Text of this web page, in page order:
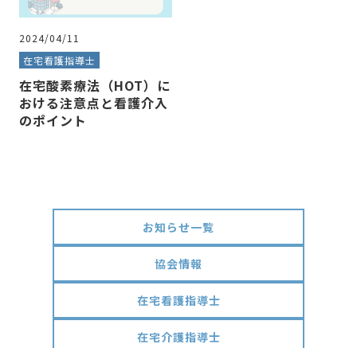
2024/04/11
在宅看護指導士
在宅酸素療法（HOT）に
おける注意点と看護介入
のポイント
お知らせ一覧
協会情報
在宅看護指導士
在宅介護指導士